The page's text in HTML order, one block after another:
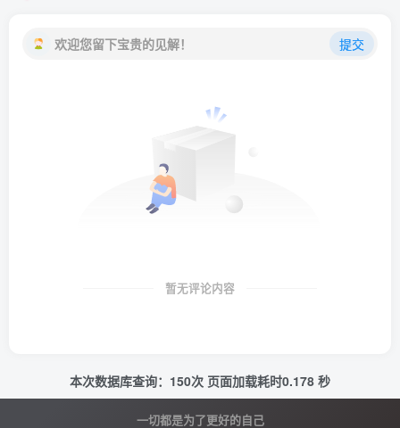
欢迎您留下宝贵的见解！ 提交
暂无评论内容
本次数据库查询：150次 页面加载耗时0.178 秒
一切都是为了更好的自己